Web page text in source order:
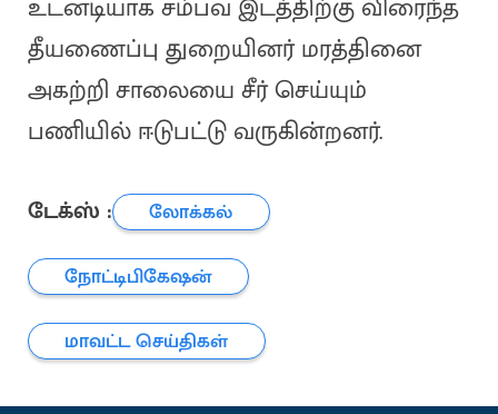
உடனடியாக சம்பவ இடத்திற்கு விரைந்த
தீயணைப்பு துறையினர் மரத்தினை
அகற்றி சாலையை சீர் செய்யும்
பணியில் ஈடுபட்டு வருகின்றனர்.
டேக்ஸ் :
லோக்கல்
நோட்டிபிகேஷன்
மாவட்ட செய்திகள்